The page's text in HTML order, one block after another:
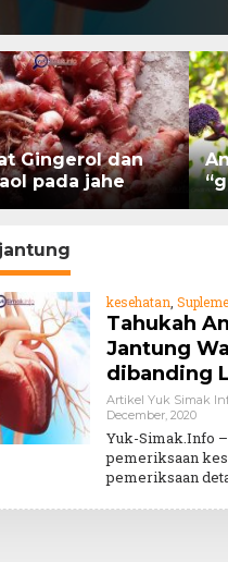
Gingerol dan
pada jahe
kesehatan,
Tahukah
Jantung
dibanding
Artikel Yuk Simak
December, 2020By
Yuk-Simak.Info
pemeriksaan
pemeriksaan